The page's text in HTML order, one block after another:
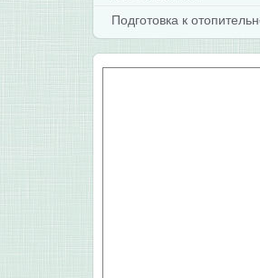
Подготовка к